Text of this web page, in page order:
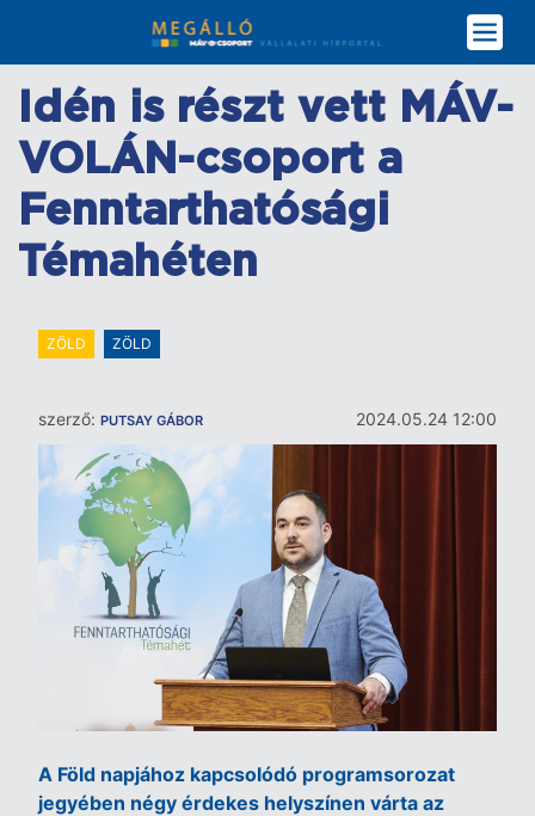
tartalomra
Idén is részt vett MÁV-
VOLÁN-csoport a
Fenntarthatósági
Témahéten
ZÖLD ZÖLD
2024.05.24 12:00
szerző: PUTSAY GÁBOR
A Föld napjához kapcsolódó programsorozat
jegyében négy érdekes helyszínen várta az